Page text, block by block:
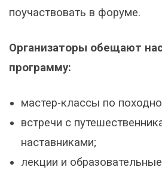
поучаствовать в форуме.
Организаторы обещают
программу:
мастер-классы по
встречи с
наставниками;
лекции и